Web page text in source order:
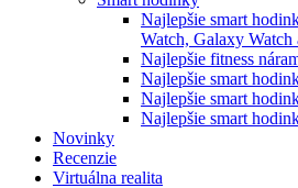
Najlepšie smart
Watch, Galaxy
Najlepšie fitness
Najlepšie smart
Najlepšie smart
Najlepšie smart
Novinky
Recenzie
Virtuálna realita